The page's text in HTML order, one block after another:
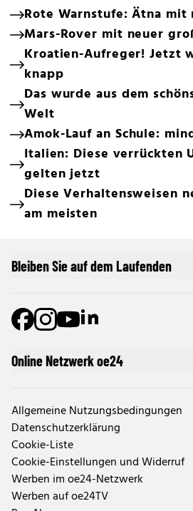
Rote Warnstufe: Ätna mit
Mars-Rover mit neuer
Kroatien-Aufreger! Jetzt
knapp
Das wurde aus dem
Welt
Amok-Lauf an Schule:
Italien: Diese verrückten
gelten jetzt
Diese Verhaltensweisen
am meisten
Online Netzwerk oe24
Allgemeine Nutzungsbedingungen
Datenschutzerklärung
Cookie-Liste
Cookie-Einstellungen und Widerruf
Werben im oe24-Netzwerk
Werben auf oe24TV
Bleiben Sie auf dem Laufenden